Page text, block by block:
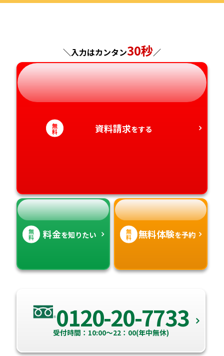
神奈川県
長野県
岐阜県
静岡県
愛知県
兵庫県
奈良県
和歌山県
広島県
山口県
徳島県
香川県
長崎県
熊本県
大分県
宮崎県
＼入力はカンタン30秒／
無
料 資料請求をする
無
料 料金を知りたい 無
料 無料体験を予約
0120-20-7733
受付時間：10:00～22：00(年中無休)